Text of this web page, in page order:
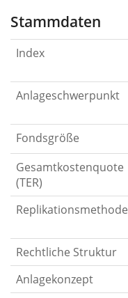
Stammdaten
Index
Anlageschwerpunkt
Fondsgröße
Gesamtkostenquote
(TER)
Replikationsmethode
Rechtliche Struktur
Anlagekonzept